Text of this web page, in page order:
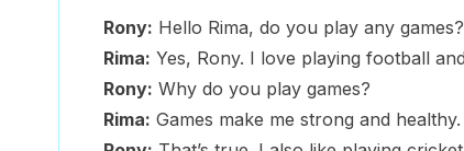
Rony: Hello Rima, do you play any games?
Rima: Yes, Rony. I love playing football
Rony: Why do you play games?
Rima: Games make me strong and